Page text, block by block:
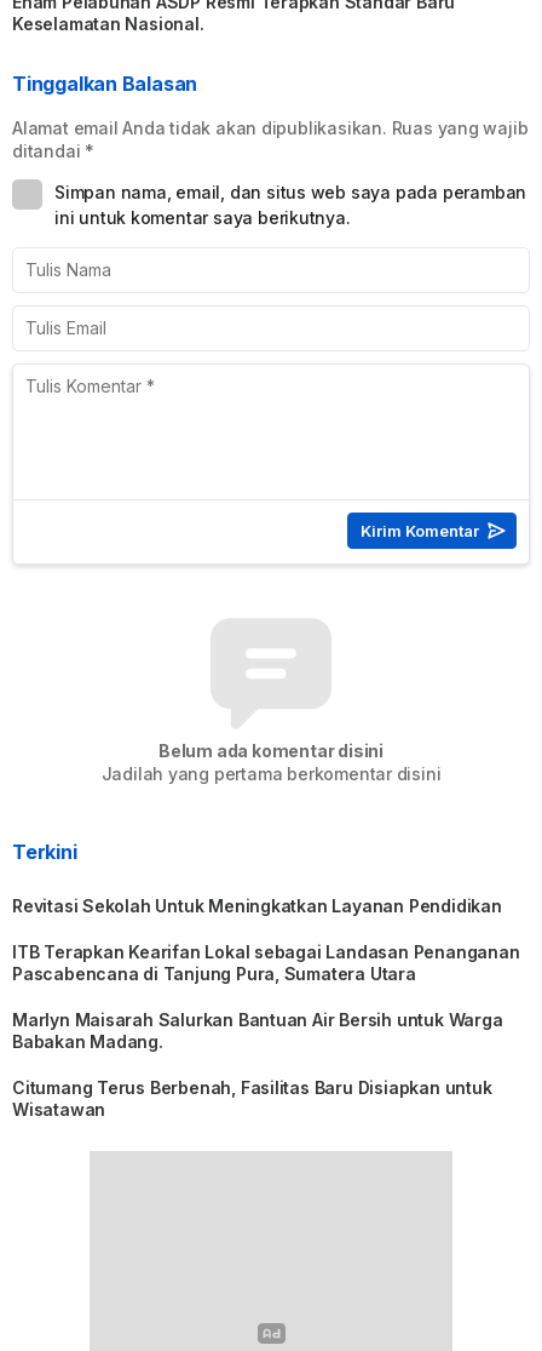
Keselamatan Nasional.
Tinggalkan Balasan
Alamat email Anda tidak akan dipublikasikan. Ruas yang wajib
ditandai *
Simpan nama, email, dan situs web saya pada peramban
ini untuk komentar saya berikutnya.
Belum ada komentar disini
Jadilah yang pertama berkomentar disini
Terkini
Revitasi Sekolah Untuk Meningkatkan Layanan Pendidikan
ITB Terapkan Kearifan Lokal sebagai Landasan Penanganan
Pascabencana di Tanjung Pura, Sumatera Utara
Marlyn Maisarah Salurkan Bantuan Air Bersih untuk Warga
Babakan Madang.
Citumang Terus Berbenah, Fasilitas Baru Disiapkan untuk
Wisatawan